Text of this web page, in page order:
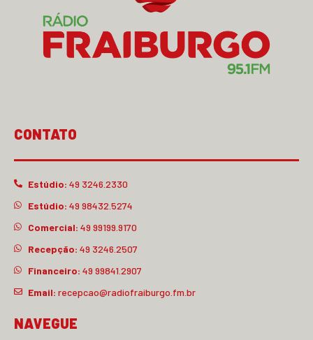
CONTATO
Estúdio: 49 3246.2330
Estúdio: 49 98432.5274
Comercial: 49 99199.9170
Recepção: 49 3246.2507
Financeiro: 49 99841.2907
Email: recepcao@radiofraiburgo.fm.br
NAVEGUE